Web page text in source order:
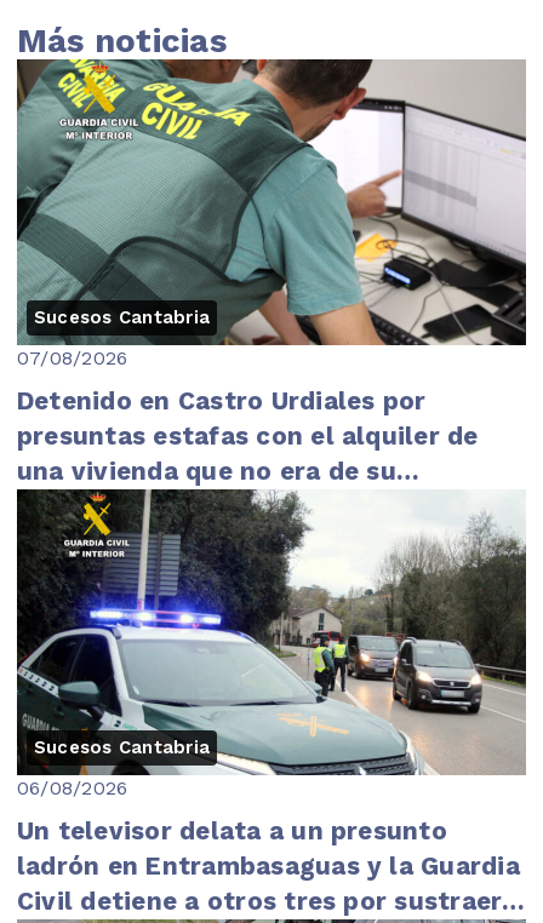
Más noticias
Sucesos Cantabria
07/08/2026
Detenido en Castro Urdiales por
presuntas estafas con el alquiler de
una vivienda que no era de su
propiedad
Sucesos Cantabria
06/08/2026
Un televisor delata a un presunto
ladrón en Entrambasaguas y la Guardia
Civil detiene a otros tres por sustraer